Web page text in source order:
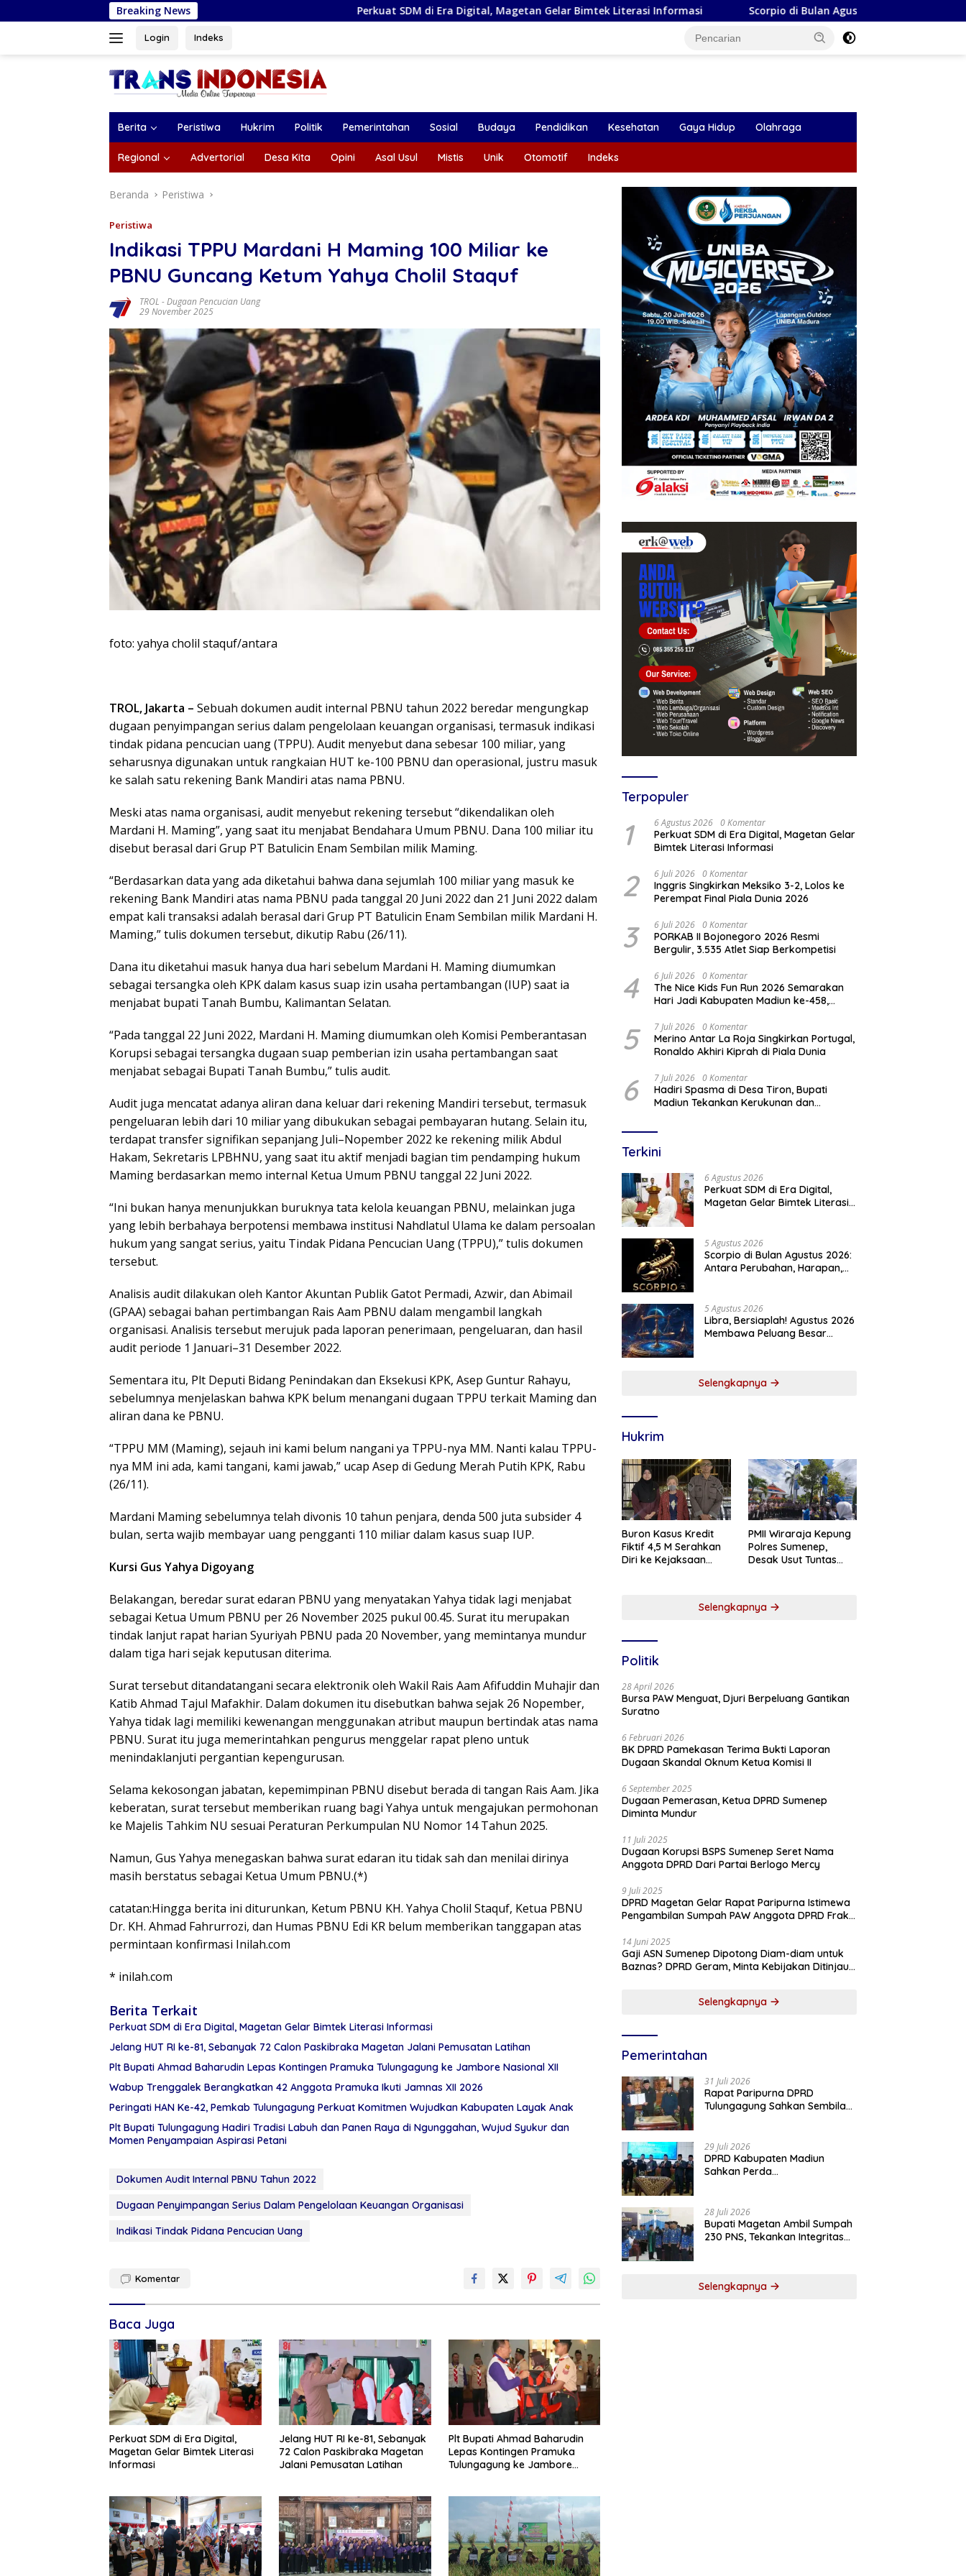
ke
Breaking News Perkuat SDM di Era Digital, Magetan Gelar Bimtek Literasi Informasi Scorpio di Bulan Agustus 2026: Antara Perubahan, Harapan, dan
Login Indeks
Berita Peristiwa Hukrim Politik Pemerintahan Sosial Budaya Pendidikan Kesehatan Gaya Hidup Olahraga
Regional Advertorial Desa Kita Opini Asal Usul Mistis Unik Otomotif Indeks
Beranda Peristiwa
Peristiwa
Indikasi TPPU Mardani H Maming 100 Miliar ke
PBNU Guncang Ketum Yahya Cholil Staquf
TROL -Dugaan Pencucian Uang
29 November 2025
foto: yahya cholil staquf/antara
TROL, Jakarta – Sebuah dokumen audit internal PBNU tahun 2022 beredar mengungkap
dugaan penyimpangan serius dalam pengelolaan keuangan organisasi, termasuk indikasi
tindak pidana pencucian uang (TPPU). Audit menyebut dana sebesar 100 miliar, yang
seharusnya digunakan untuk rangkaian HUT ke-100 PBNU dan operasional, justru masuk
ke salah satu rekening Bank Mandiri atas nama PBNU.
Meski atas nama organisasi, audit menyebut rekening tersebut “dikendalikan oleh
Mardani H. Maming”, yang saat itu menjabat Bendahara Umum PBNU. Dana 100 miliar itu
disebut berasal dari Grup PT Batulicin Enam Sembilan milik Maming.
“Berdasarkan data yang ada diketahui bahwa dana sejumlah 100 miliar yang masuk ke
rekening Bank Mandiri atas nama PBNU pada tanggal 20 Juni 2022 dan 21 Juni 2022 dalam
empat kali transaksi adalah berasal dari Grup PT Batulicin Enam Sembilan milik Mardani H.
Maming,” tulis dokumen tersebut, dikutip Rabu (26/11).
Dana itu diketahui masuk hanya dua hari sebelum Mardani H. Maming diumumkan
sebagai tersangka oleh KPK dalam kasus suap izin usaha pertambangan (IUP) saat ia
menjabat bupati Tanah Bumbu, Kalimantan Selatan.
“Pada tanggal 22 Juni 2022, Mardani H. Maming diumumkan oleh Komisi Pemberantasan
Korupsi sebagai tersangka dugaan suap pemberian izin usaha pertambangan saat
menjabat sebagai Bupati Tanah Bumbu,” tulis audit.
Audit juga mencatat adanya aliran dana keluar dari rekening Mandiri tersebut, termasuk
pengeluaran lebih dari 10 miliar yang dibukukan sebagai pembayaran hutang. Selain itu,
terdapat transfer signifikan sepanjang Juli–Nopember 2022 ke rekening milik Abdul
Hakam, Sekretaris LPBHNU, yang saat itu aktif menjadi bagian tim pendamping hukum
Maming berdasarkan memo internal Ketua Umum PBNU tanggal 22 Juni 2022.
“Ini bukan hanya menunjukkan buruknya tata kelola keuangan PBNU, melainkan juga
yang lebih berbahaya berpotensi membawa institusi Nahdlatul Ulama ke dalam persoalan
hukum yang sangat serius, yaitu Tindak Pidana Pencucian Uang (TPPU),” tulis dokumen
tersebut.
Analisis audit dilakukan oleh Kantor Akuntan Publik Gatot Permadi, Azwir, dan Abimail
(GPAA) sebagai bahan pertimbangan Rais Aam PBNU dalam mengambil langkah
organisasi. Analisis tersebut merujuk pada laporan penerimaan, pengeluaran, dan hasil
audit periode 1 Januari–31 Desember 2022.
Sementara itu, Plt Deputi Bidang Penindakan dan Eksekusi KPK, Asep Guntur Rahayu,
sebelumnya menjelaskan bahwa KPK belum menangani dugaan TPPU terkait Maming dan
aliran dana ke PBNU.
“TPPU MM (Maming), sejauh ini kami belum nangani ya TPPU-nya MM. Nanti kalau TPPU-
nya MM ini ada, kami tangani, kami jawab,” ucap Asep di Gedung Merah Putih KPK, Rabu
(26/11).
Mardani Maming sebelumnya telah divonis 10 tahun penjara, denda 500 juta subsider 4
bulan, serta wajib membayar uang pengganti 110 miliar dalam kasus suap IUP.
Kursi Gus Yahya Digoyang
Belakangan, beredar surat edaran PBNU yang menyatakan Yahya tidak lagi menjabat
sebagai Ketua Umum PBNU per 26 November 2025 pukul 00.45. Surat itu merupakan
tindak lanjut rapat harian Syuriyah PBNU pada 20 November, yang memintanya mundur
dalam tiga hari sejak keputusan diterima.
Surat tersebut ditandatangani secara elektronik oleh Wakil Rais Aam Afifuddin Muhajir dan
Katib Ahmad Tajul Mafakhir. Dalam dokumen itu disebutkan bahwa sejak 26 Nopember,
Yahya tidak lagi memiliki kewenangan menggunakan atribut maupun bertindak atas nama
PBNU. Surat itu juga memerintahkan pengurus menggelar rapat pleno untuk
menindaklanjuti pergantian kepengurusan.
Selama kekosongan jabatan, kepemimpinan PBNU disebut berada di tangan Rais Aam. Jika
keberatan, surat tersebut memberikan ruang bagi Yahya untuk mengajukan permohonan
ke Majelis Tahkim NU sesuai Peraturan Perkumpulan NU Nomor 14 Tahun 2025.
Namun, Gus Yahya menegaskan bahwa surat edaran itu tidak sah dan menilai dirinya
masih berstatus sebagai Ketua Umum PBNU.(*)
catatan:Hingga berita ini diturunkan, Ketum PBNU KH. Yahya Cholil Staquf, Ketua PBNU
Dr. KH. Ahmad Fahrurrozi, dan Humas PBNU Edi KR belum memberikan tanggapan atas
permintaan konfirmasi Inilah.com
* inilah.com
Berita Terkait
Perkuat SDM di Era Digital, Magetan Gelar Bimtek Literasi Informasi
Jelang HUT RI ke-81, Sebanyak 72 Calon Paskibraka Magetan Jalani Pemusatan Latihan
Plt Bupati Ahmad Baharudin Lepas Kontingen Pramuka Tulungagung ke Jambore Nasional XII
Wabup Trenggalek Berangkatkan 42 Anggota Pramuka Ikuti Jamnas XII 2026
Peringati HAN Ke-42, Pemkab Tulungagung Perkuat Komitmen Wujudkan Kabupaten Layak Anak
Plt Bupati Tulungagung Hadiri Tradisi Labuh dan Panen Raya di Ngunggahan, Wujud Syukur dan
Momen Penyampaian Aspirasi Petani
Dokumen Audit Internal PBNU Tahun 2022
Dugaan Penyimpangan Serius Dalam Pengelolaan Keuangan Organisasi
Indikasi Tindak Pidana Pencucian Uang
Komentar
Baca Juga
Perkuat SDM di Era Digital,
Magetan Gelar Bimtek Literasi
Informasi
Jelang HUT RI ke-81, Sebanyak
72 Calon Paskibraka Magetan
Jalani Pemusatan Latihan
Plt Bupati Ahmad Baharudin
Lepas Kontingen Pramuka
Tulungagung ke Jambore
Terpopuler
1 6 Agustus 2026 0 Komentar
Perkuat SDM di Era Digital, Magetan Gelar
Bimtek Literasi Informasi
2 6 Juli 2026 0 Komentar
Inggris Singkirkan Meksiko 3-2, Lolos ke
Perempat Final Piala Dunia 2026
3 6 Juli 2026 0 Komentar
PORKAB II Bojonegoro 2026 Resmi
Bergulir, 3.535 Atlet Siap Berkompetisi
4 6 Juli 2026 0 Komentar
The Nice Kids Fun Run 2026 Semarakan
Hari Jadi Kabupaten Madiun ke-458,
Kompetisi
5 7 Juli 2026 0 Komentar
Merino Antar La Roja Singkirkan Portugal,
Ronaldo Akhiri Kiprah di Piala Dunia
6 7 Juli 2026 0 Komentar
Hadiri Spasma di Desa Tiron, Bupati
Madiun Tekankan Kerukunan dan
Terkini
6 Agustus 2026
Perkuat SDM di Era Digital,
Magetan Gelar Bimtek Literasi
5 Agustus 2026
Scorpio di Bulan Agustus 2026:
Antara Perubahan, Harapan,
5 Agustus 2026
Libra, Bersiaplah! Agustus 2026
Membawa Peluang Besar
Selengkapnya
Hukrim
Buron Kasus Kredit
Fiktif 4,5 M Serahkan
Diri ke Kejaksaan
PMII Wiraraja Kepung
Polres Sumenep,
Desak Usut Tuntas
Selengkapnya
Politik
28 April 2026
Bursa PAW Menguat, Djuri Berpeluang Gantikan
Suratno
6 Februari 2026
BK DPRD Pamekasan Terima Bukti Laporan
Dugaan Skandal Oknum Ketua Komisi II
6 September 2025
Dugaan Pemerasan, Ketua DPRD Sumenep
Diminta Mundur
11 Juli 2025
Dugaan Korupsi BSPS Sumenep Seret Nama
Anggota DPRD Dari Partai Berlogo Mercy
9 Juli 2025
DPRD Magetan Gelar Rapat Paripurna Istimewa
Pengambilan Sumpah PAW Anggota DPRD Fraksi
14 Juni 2025
Gaji ASN Sumenep Dipotong Diam-diam untuk
Baznas? DPRD Geram, Minta Kebijakan Ditinjau
Selengkapnya
Pemerintahan
31 Juli 2026
Rapat Paripurna DPRD
Tulungagung Sahkan Sembilan
29 Juli 2026
DPRD Kabupaten Madiun
Sahkan Perda
Agenda Prioritas
28 Juli 2026
Bupati Magetan Ambil Sumpah
230 PNS, Tekankan Integritas
Selengkapnya